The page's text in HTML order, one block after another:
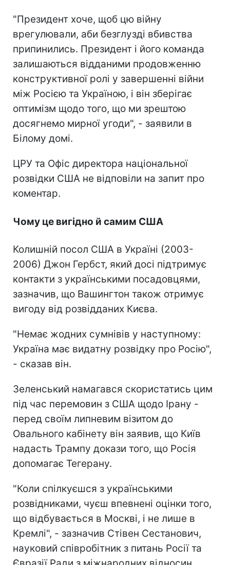
"Президент хоче, щоб цю війну
врегулювали, аби безглузді вбивства
припинились. Президент і його команда
залишаються відданими продовженню
конструктивної ролі у завершенні війни
між Росією та Україною, і він зберігає
оптимізм щодо того, що ми зрештою
досягнемо мирної угоди", - заявили в
Білому домі.
ЦРУ та Офіс директора національної
розвідки США не відповіли на запит про
коментар.
Чому це вигідно й самим США
Колишній посол США в Україні (2003-
2006) Джон Гербст, який досі підтримує
контакти з українськими посадовцями,
зазначив, що Вашингтон також отримує
вигоду від розвідданих Києва.
"Немає жодних сумнівів у наступному:
Україна має видатну розвідку про Росію",
- сказав він.
Зеленський намагався скористатись цим
під час перемовин з США щодо Ірану -
перед своїм липневим візитом до
Овального кабінету він заявив, що Київ
надасть Трампу докази того, що Росія
допомагає Тегерану.
"Коли спілкуєшся з українськими
розвідниками, чуєш впевнені оцінки того,
що відбувається в Москві, і не лише в
Кремлі", - зазначив Стівен Сестанович,
науковий співробітник з питань Росії та